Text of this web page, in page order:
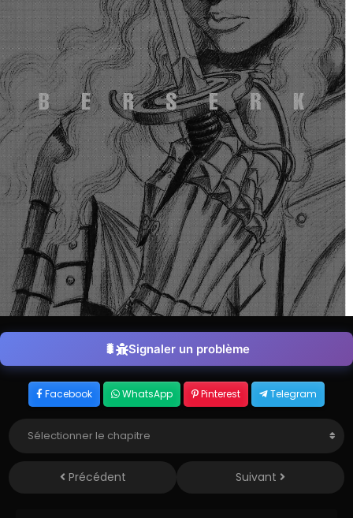
Signaler un problème
Facebook WhatsApp Pinterest Telegram
Précédent Suivant